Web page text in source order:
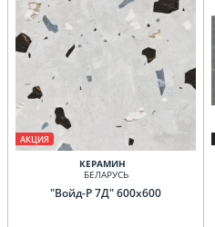
АКЦИЯ
КЕРАМИН
БЕЛАРУСЬ
"Войд-Р 7Д" 600х600